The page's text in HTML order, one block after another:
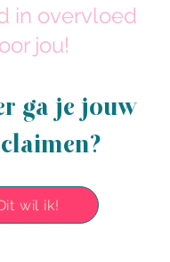
in overvloed
jou!
ga je jouw
wil ik!